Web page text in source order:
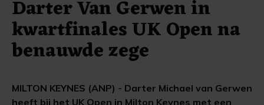
Darter Van Gerwen in
kwartfinales UK Open na
benauwde zege
MILTON KEYNES (ANP) - Darter Michael van Gerwen
heeft bij het UK Open in Milton Keynes met een